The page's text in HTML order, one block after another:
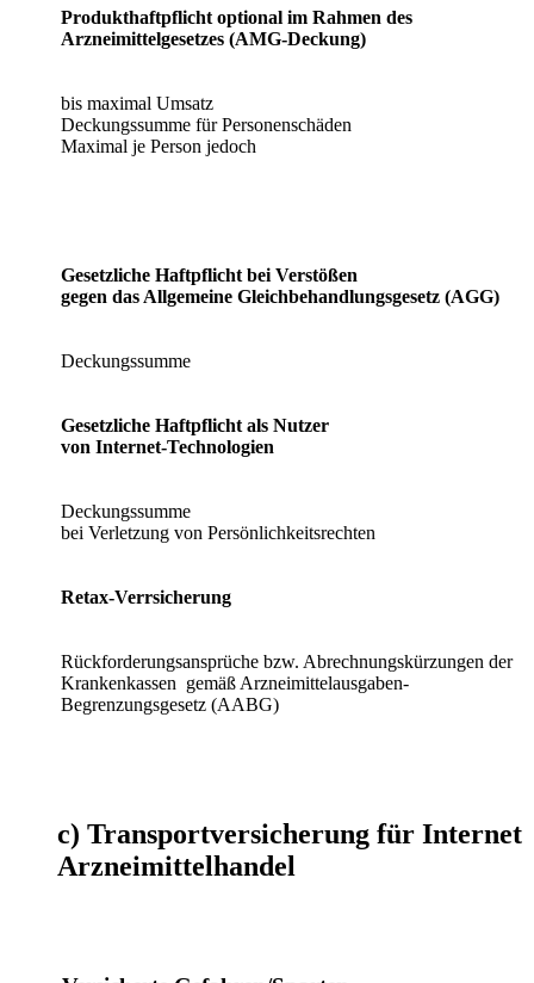
Produkthaftpflicht optional im Rahmen des
Arzneimittelgesetzes (AMG-Deckung)
bis maximal Umsatz
Deckungssumme für Personenschäden
Maximal je Person jedoch
Gesetzliche Haftpflicht bei Verstößen
gegen das Allgemeine Gleichbehandlungsgesetz (AGG)
Deckungssumme
Gesetzliche Haftpflicht als Nutzer
von Internet-Technologien
Deckungssumme
bei Verletzung von Persönlichkeitsrechten
Retax-Verrsicherung
Rückforderungsansprüche bzw. Abrechnungskürzungen der
Krankenkassen gemäß Arzneimittelausgaben-
Begrenzungsgesetz (AABG)
c) Transportversicherung für Internet
Arzneimittelhandel